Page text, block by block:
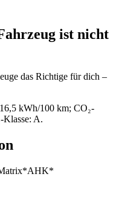
ist nicht
das Richtige für dich –
kWh/100 km; CO₂-
Klasse: A.